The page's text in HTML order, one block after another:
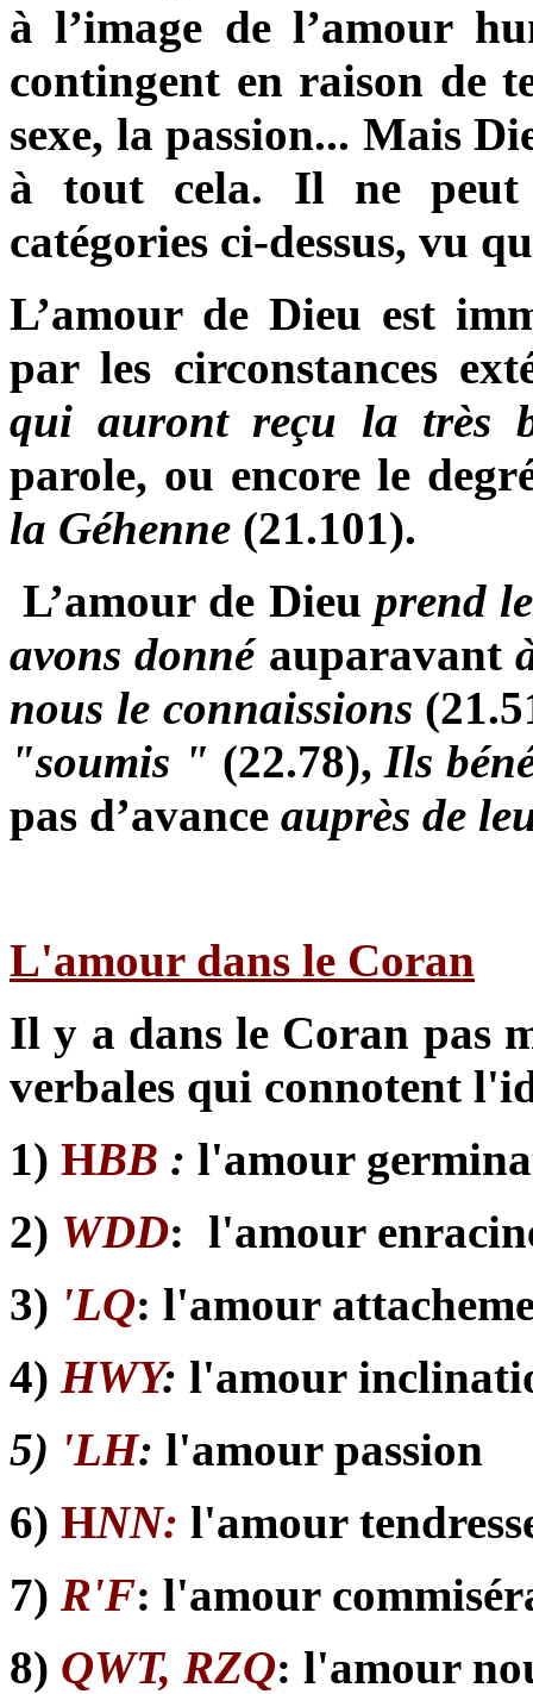
à l’image de l’amour
contingent en raison de
sexe, la passion... Mais
à tout cela. Il ne peut
catégories ci-dessus, vu
L’amour de Dieu est
par les circonstances
qui auront reçu la très
parole, ou encore le
la Géhenne (21.101).
L’amour de Dieu prend
avons donné auparavant
nous le connaissions
"soumis " (22.78),Ils
pas d’avance auprès de
L'amour dans le Coran
Il y a dans le Coran pas
verbales qui connotent
1) HBB : l'amour
2) WDD: l'amour
3) 'LQ: l'amour
4) HWY: l'amour
5) 'LH: l'amour passion
6) HNN: l'amour
7) R'F: l'amour
8) QWT, RZQ: l'amour